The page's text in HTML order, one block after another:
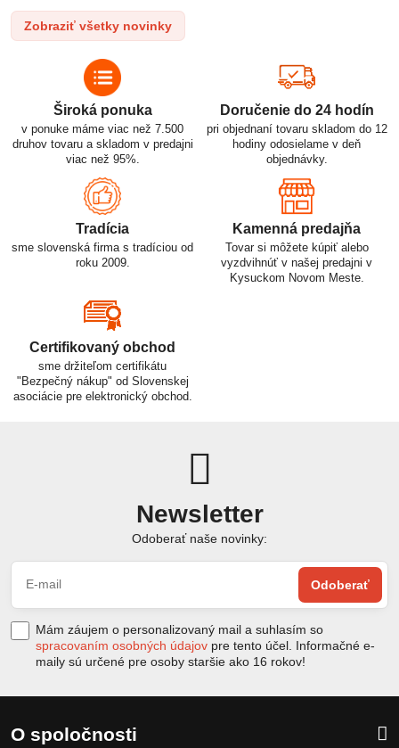
správneho používania je kľúčom k ich efektívnemu a bezpečnému
využitiu.
Zobraziť všetky novinky
Široká ponuka
v ponuke máme viac než 7.500
druhov tovaru a skladom v predajni
viac než 95%.
Doručenie do 24 hodín
pri objednaní tovaru skladom do 12
hodiny odosielame v deň
objednávky.
Tradícia
sme slovenská firma s tradíciou od
roku 2009.
Kamenná predajňa
Tovar si môžete kúpiť alebo
vyzdvihnúť v našej predajni v
Kysuckom Novom Meste.
Certifikovaný obchod
sme držiteľom certifikátu
"Bezpečný nákup" od Slovenskej
asociácie pre elektronický obchod.
Newsletter
Odoberať naše novinky:
Odoberať
Mám záujem o personalizovaný mail a suhlasím so
spracovaním osobných údajov pre tento účel. Informačné e-
maily sú určené pre osoby staršie ako 16 rokov!
O spoločnosti